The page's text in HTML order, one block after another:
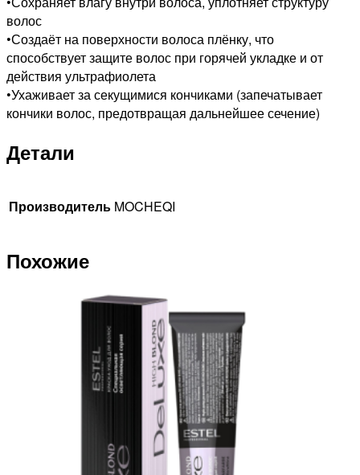
волос
•Создаёт на поверхности волоса плёнку, что
способствует защите волос при горячей укладке и от
действия ультрафиолета
•Ухаживает за секущимися кончиками (запечатывает
кончики волос, предотвращая дальнейшее сечение)
Детали
Производитель MOCHEQI
Похожие